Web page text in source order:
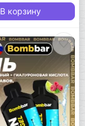
В корзину